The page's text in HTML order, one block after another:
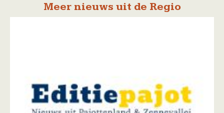
Meer nieuws uit de Regio